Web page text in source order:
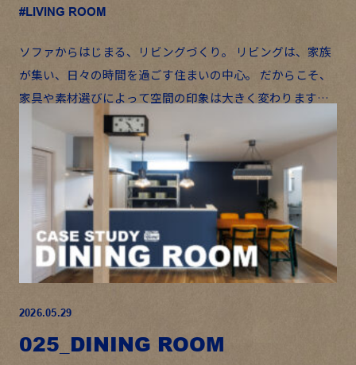
#LIVING ROOM
ソファからはじまる、リビングづくり。 リビングは、家族
が集い、日々の時間を過ごす住まいの中心。 だからこそ、
家具や素材選びによって空間の印象は大きく変わります。
今回ご紹介するのは、鮮やかなブルーのソファを主役にし
たリビ […]
2026.05.29
025_DINING ROOM